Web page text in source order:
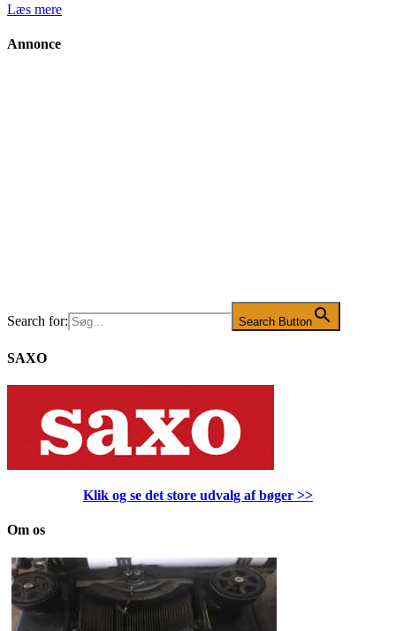
Læs mere
Annonce
Search for: Search Button
SAXO
Klik og se det store udvalg af bøger >>
Om os